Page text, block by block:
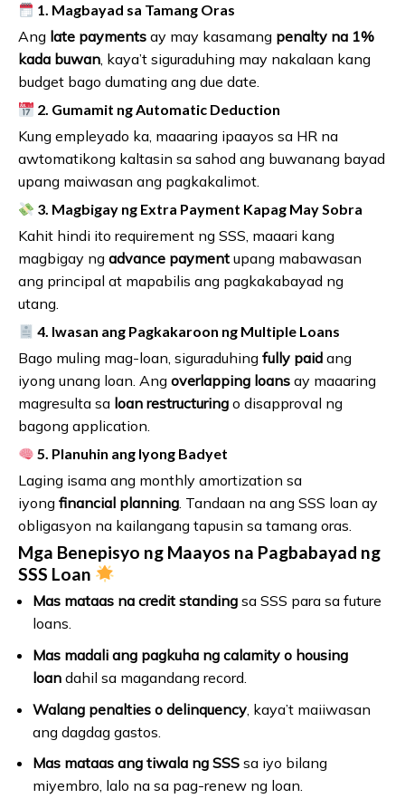
1. Magbayad sa Tamang Oras
Ang late payments ay may kasamang penalty na 1%
kada buwan, kaya’t siguraduhing may nakalaan kang
budget bago dumating ang due date.
2. Gumamit ng Automatic Deduction
Kung empleyado ka, maaaring ipaayos sa HR na
awtomatikong kaltasin sa sahod ang buwanang bayad
upang maiwasan ang pagkakalimot.
3. Magbigay ng Extra Payment Kapag May Sobra
Kahit hindi ito requirement ng SSS, maaari kang
magbigay ng advance payment upang mabawasan
ang principal at mapabilis ang pagkakabayad ng
utang.
4. Iwasan ang Pagkakaroon ng Multiple Loans
Bago muling mag-loan, siguraduhing fully paid ang
iyong unang loan. Ang overlapping loans ay maaaring
magresulta sa loan restructuring o disapproval ng
bagong application.
5. Planuhin ang Iyong Badyet
Laging isama ang monthly amortization sa
iyong financial planning. Tandaan na ang SSS loan ay
obligasyon na kailangang tapusin sa tamang oras.
Mga Benepisyo ng Maayos na Pagbabayad ng
SSS Loan
Mas mataas na credit standingsa SSS para sa future
loans.
Mas madali ang pagkuha ng calamity o housing
loandahil sa magandang record.
Walang penalties o delinquency, kaya’t maiiwasan
ang dagdag gastos.
Mas mataas ang tiwala ng SSSsa iyo bilang
miyembro, lalo na sa pag-renew ng loan.